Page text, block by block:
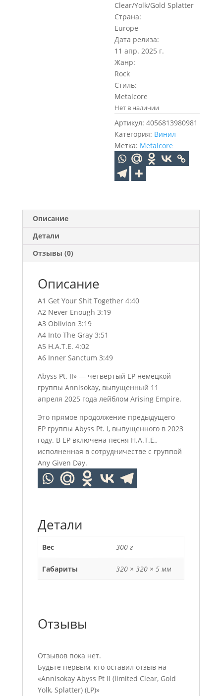
Clear/Yolk/Gold Splatter
Страна:
Europe
Дата релиза:
11 апр. 2025 г.
Жанр:
Rock
Стиль:
Metalcore
Нет в наличии
Артикул:4056813980981
Категория: Винил
Метка: Metalcore
Описание
Детали
Отзывы (0)
Описание
A1 Get Your Shit Together 4:40
A2 Never Enough 3:19
A3 Oblivion 3:19
A4 Into The Gray 3:51
A5 H.A.T.E. 4:02
A6 Inner Sanctum 3:49
Abyss Pt. II» — четвёртый EP немецкой
группы Annisokay, выпущенный 11
апреля 2025 года лейблом Arising Empire.
Это прямое продолжение предыдущего
EP группы Abyss Pt. I, выпущенного в 2023
году. В EP включена песня H.A.T.E.,
исполненная в сотрудничестве с группой
Any Given Day.
Детали
Вес 300 г
Габариты 320 × 320 × 5 мм
Отзывы
Отзывов пока нет.
Будьте первым, кто оставил отзыв на
«Annisokay Abyss Pt II (limited Clear, Gold
Yolk, Splatter) (LP)»